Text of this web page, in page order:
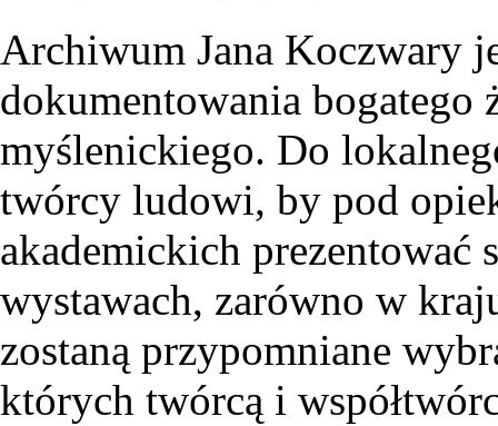
Archiwum Jana Koczwary
dokumentowania
myślenickiego. Do
twórcy ludowi, by pod
akademickich prezentować
wystawach, zarówno w
zostaną przypomniane
których twórcą i